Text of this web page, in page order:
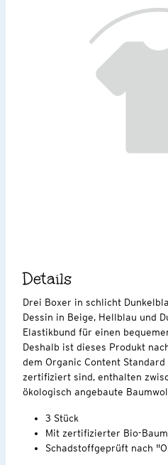
Details
Drei Boxer in schlicht
Dessin in Beige, Hellblau und
Elastikbund für einen
Deshalb ist dieses Produkt
dem Organic Content
zertifiziert sind, enthalten
ökologisch angebaute
3 Stück
Mit zertifizierter Bio-
Schadstoffgeprüft nach